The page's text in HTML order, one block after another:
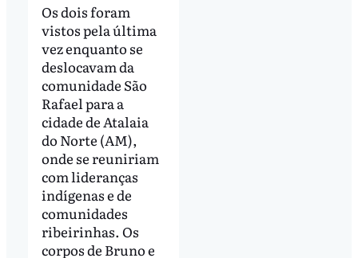
Os dois foram
vistos pela última
vez enquanto se
deslocavam da
comunidade São
Rafael para a
cidade de Atalaia
do Norte (AM),
onde se reuniriam
com lideranças
indígenas e de
comunidades
ribeirinhas. Os
corpos de Bruno e